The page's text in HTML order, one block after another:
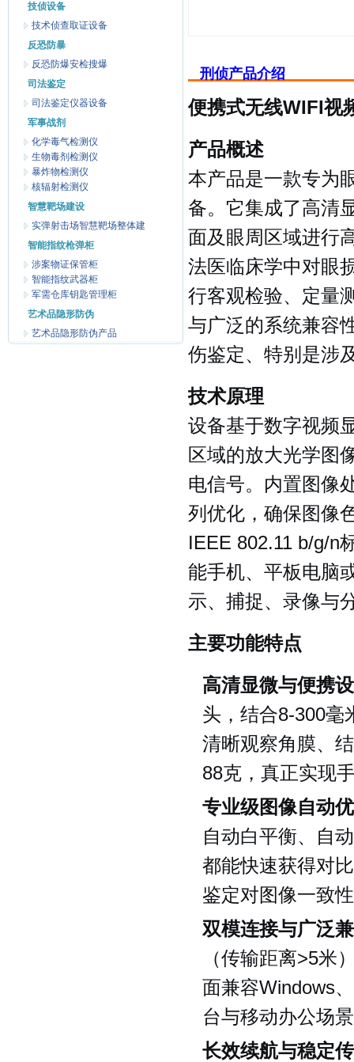
技侦设备
技术侦查取证设备
反恐防暴
反恐防爆安检搜爆
司法鉴定
司法鉴定仪器设备
军事战剂
化学毒气检测仪
生物毒剂检测仪
暴炸物检测仪
核辐射检测仪
智慧靶场建设
实弹射击场智慧靶场整体建
智能指纹枪弹柜
涉案物证保管柜
智能指纹武器柜
军需仓库钥匙管理柜
艺术品隐形防伪
艺术品隐形防伪产品
刑侦产品介绍
便携式无线WIFI视
产品概述
本产品是一款专为
备。它集成了高清
面及眼周区域进行
法医临床学中对眼
行客观检验、定量
与广泛的系统兼容
伤鉴定、特别是涉
技术原理
设备基于数字视频
区域的放大光学图
电信号。内置图像
列优化，确保图像
IEEE 802.11 b/g/n
能手机、平板电脑
示、捕捉、录像与
主要功能特点
高清显微与便携
头，结合8-300毫
清晰观察角膜、
88克，真正实现
专业级图像自动
自动白平衡、自
都能快速获得对
鉴定对图像一致
双模连接与广泛
（传输距离>5米
面兼容Windows
台与移动办公场
长效续航与稳定